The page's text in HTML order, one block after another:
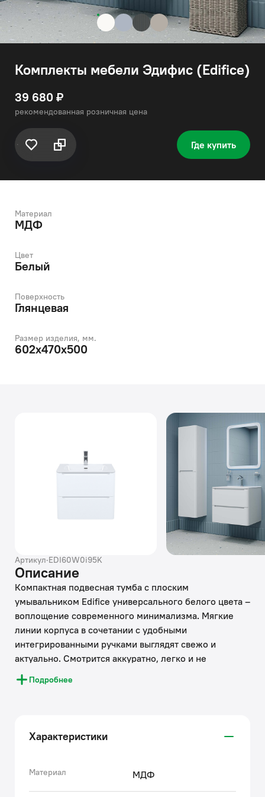
Комплекты мебели Эдифис (Edifice)
39 680 ₽
рекомендованная розничная цена
Где купить
Материал
МДФ
Цвет
Белый
Поверхность
Глянцевая
Размер изделия, мм.
602x470x500
Артикул·EDI60W0i95K
Описание
Компактная подвесная тумба с плоским
умывальником Edifice универсального белого цвета –
воплощение современного минимализма. Мягкие
линии корпуса в сочетании с удобными
интегрированными ручками выглядят свежо и
актуально. Смотрится аккуратно, легко и не
усложняет процесс уборки в ванной благодаря
подвесной конструкции.
качественного фарфора. Он отличается высокой
прочностью и прост в уходе: не задерживает
первозданную белизну.
Подробнее
Характеристики
Материал МДФ